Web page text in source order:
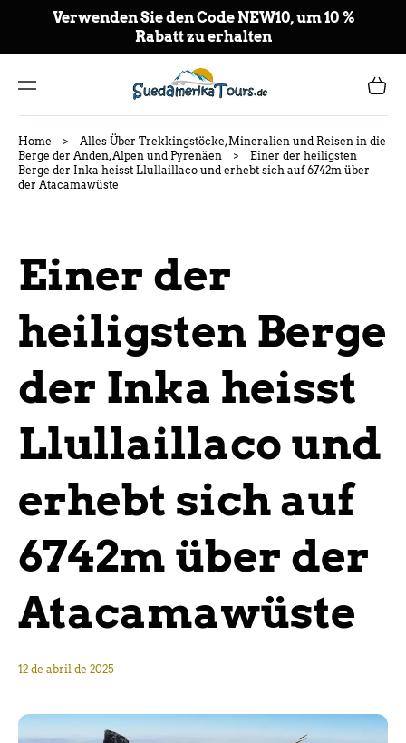
NT
DO
Verwenden Sie den Code NEW10, um 10 %
Rabatt zu erhalten
Carrito
Home >
Alles Über Trekkingstöcke, Mineralien und Reisen in die
Berge der Anden, Alpen und Pyrenäen
>
Einer der heiligsten
Berge der Inka heisst Llullaillaco und erhebt sich auf 6742m über
der Atacamawüste
Einer der
heiligsten Berge
der Inka heisst
Llullaillaco und
erhebt sich auf
6742m über der
Atacamawüste
12 de abril de 2025